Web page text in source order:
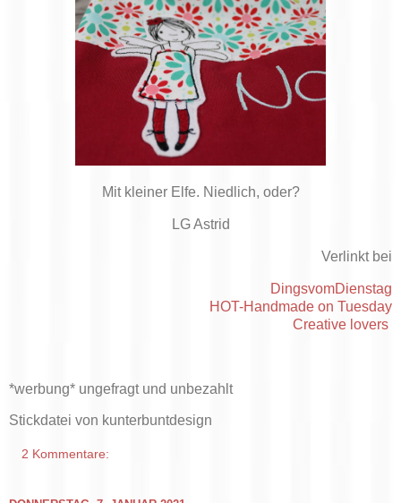
Mit kleiner Elfe. Niedlich, oder?
LG Astrid
Verlinkt bei
DingsvomDienstag
HOT-Handmade on Tuesday
Creative lovers
*werbung* ungefragt und unbezahlt
Stickdatei von kunterbuntdesign
2 Kommentare: